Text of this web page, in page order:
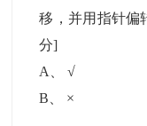
移，并用指针偏
分]
A
、√
B
×